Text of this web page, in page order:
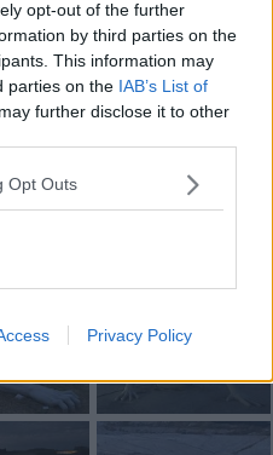
opt-out of the further
by third parties on the
This information may
parties on the IAB’s List of
further disclose it to other
Opt Outs
Privacy Policy
Arriva gratis tutti i giorni
di posta.